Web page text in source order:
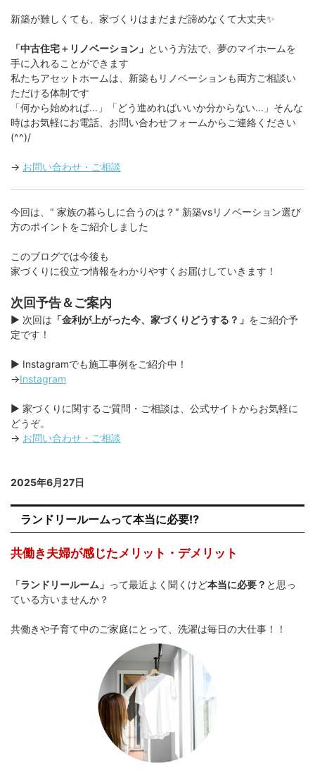
新築が難しくても、家づくりはまだまだ諦めなくて大丈夫✨
「中古住宅＋リノベーション」 という方法で、夢のマイホームを
手に入れることができます
私たちアセットホームは、新築もリノベーションも両方ご相談い
ただける体制です
「何から始めれば...」「どう進めればいいか分からない...」そんな
時はお気軽にお電話、お問い合わせフォームからご連絡ください
(^^)/
→ お問い合わせ・ご相談
今回は、" 家族の暮らしに合うのは？" 新築vsリノベーション選び
方のポイントをご紹介しました
このブログでは今後も
家づくりに役立つ情報をわかりやすくお届けしていきます！
次回予告＆ご案内
▶︎ 次回は 「金利が上がった今、家づくりどうする？」 をご紹介予
定です！
▶︎ Instagramでも施工事例をご紹介中！
→Instagram
▶︎ 家づくりに関するご質問・ご相談は、公式サイトからお気軽に
どうぞ。
→ お問い合わせ・ご相談
2025年6月27日
ランドリールームって本当に必要⁉
共働き夫婦が感じたメリット・デメリット
「ランドリールーム」 って最近よく聞くけど本当に必要？ と思っ
ている方いませんか？
共働きや子育て中のご家庭にとって、洗濯は毎日の大仕事！！